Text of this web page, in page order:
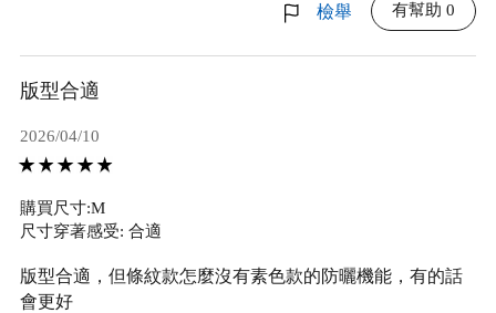
檢舉 有幫助 0
版型合適
2026/04/10
購買尺寸:M
尺寸穿著感受: 合適
版型合適，但條紋款怎麼沒有素色款的防曬機能，有的話
會更好